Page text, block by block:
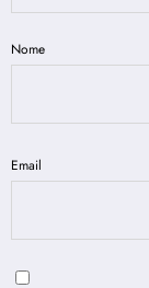
Nome
Email